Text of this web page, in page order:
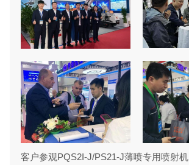
客户参观PQS2I-J/PS21-J薄喷专用喷射机